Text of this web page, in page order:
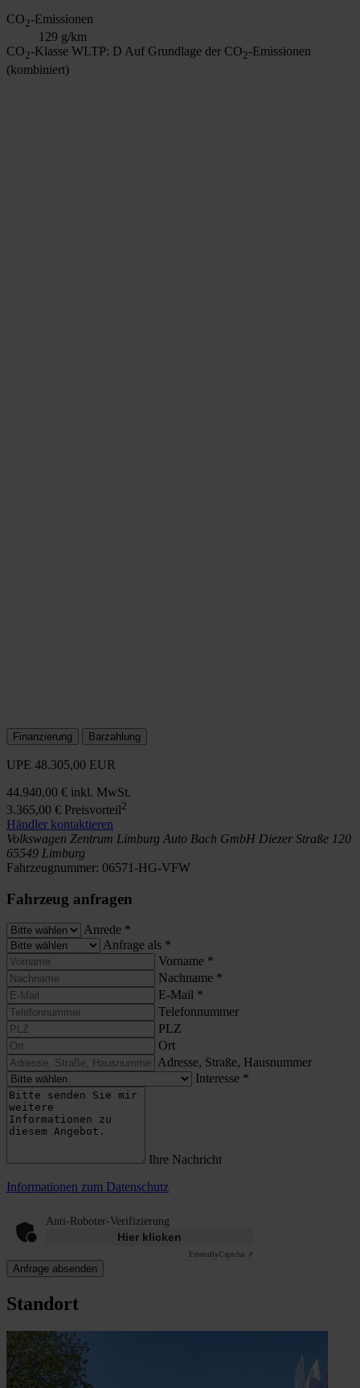
CO2-Emissionen
129 g/km
CO2-Klasse WLTP: D Auf Grundlage der CO2-Emissionen
(kombiniert)
Finanzierung Barzahlung
UPE 48.305,00 EUR
44.940,00 € inkl. MwSt.
3.365,00 € Preisvorteil2
Händler kontaktieren
Volkswagen Zentrum Limburg Auto Bach GmbH Diezer Straße 120
65549 Limburg
Fahrzeugnummer: 06571-HG-VFW
Fahrzeug anfragen
Anrede *
Anfrage als *
Vorname *
Nachname *
E-Mail *
Telefonnummer
PLZ
Ort
Adresse, Straße, Hausnummer
Interesse *
Ihre Nachricht
Informationen zum Datenschutz
Anti-Roboter-Verifizierung
Hier klicken
FriendlyCaptcha ⇗
Anfrage absenden
Standort